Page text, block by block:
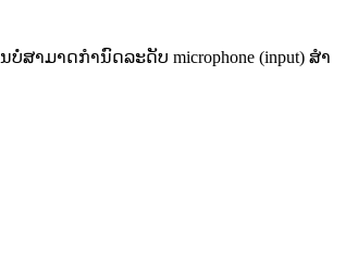
ນບສາມາດການດລະດບ microphone (input) ສາ